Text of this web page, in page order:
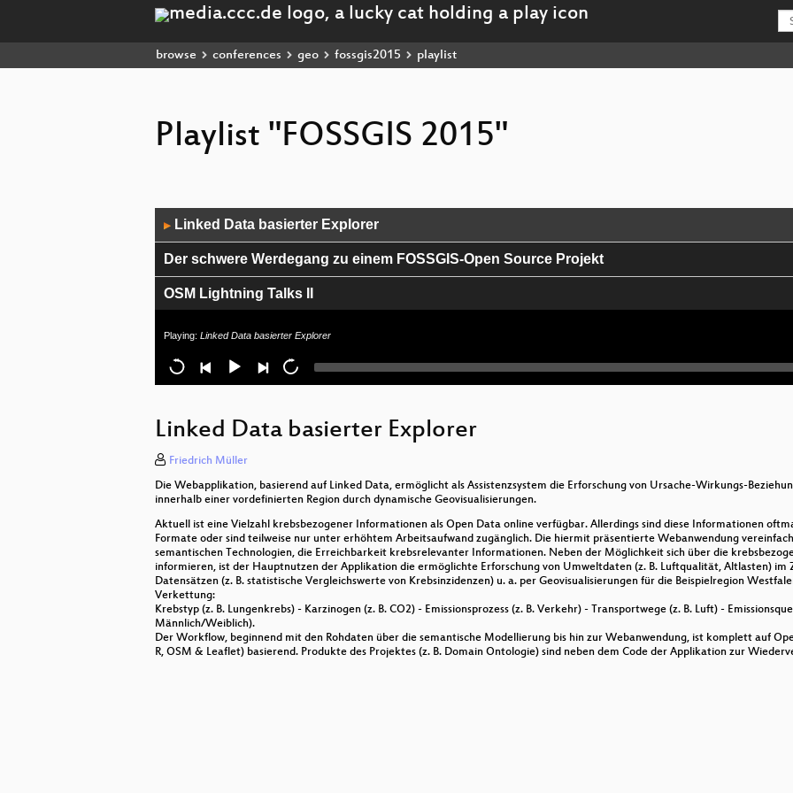
browse conferences geo fossgis2015 playlist
Playlist "FOSSGIS 2015"
Player
▶ Linked Data basierter Explorer
Der schwere Werdegang zu einem FOSSGIS-Open Source Projekt
OSM Lightning Talks II
Neues zu BRouter
Indoor Routing in Gebäuden des öffentlichen Verkehrs auf Basis von OpenStreetMap Daten
Projekt Umweltzone
deegree Anwendertreffen
Öffentliche Projekte und Open Source
Vector Tiles
Erfahrungen mit Sensor Web-Anwendungen
OSM Lightning Talks
Playing: Linked Data basierter Explorer
Linked Data basierter Explorer
Friedrich Müller
Die Webapplikation, basierend auf Linked Data, ermöglicht als Assistenzsystem die Erforschung von Ursache-Wirkungs-
innerhalb einer vordefinierten Region durch dynamische Geovisualisierungen.
Aktuell ist eine Vielzahl krebsbezogener Informationen als Open Data online verfügbar. Allerdings sind diese Informationen
Formate oder sind teilweise nur unter erhöhtem Arbeitsaufwand zugänglich. Die hiermit präsentierte Webanwendung
semantischen Technologien, die Erreichbarkeit krebsrelevanter Informationen. Neben der Möglichkeit sich über die
informieren, ist der Hauptnutzen der Applikation die ermöglichte Erforschung von Umweltdaten (z. B. Luftqualität, Altlasten) im
Datensätzen (z. B. statistische Vergleichswerte von Krebsinzidenzen) u. a. per Geovisualisierungen für die Beispielregion
Verkettung:
Krebstyp (z. B. Lungenkrebs) - Karzinogen (z. B. CO2) - Emissionsprozess (z. B. Verkehr) - Transportwege (z. B. Luft) -
Männlich/Weiblich).
Der Workflow, beginnend mit den Rohdaten über die semantische Modellierung bis hin zur Webanwendung, ist komplett auf
R, OSM & Leaflet) basierend. Produkte des Projektes (z. B. Domain Ontologie) sind neben dem Code der Applikation zur